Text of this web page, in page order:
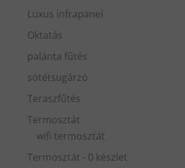
Luxus infrapanel
Oktatás
palánta fűtés
sötétsugárzó
Teraszfűtés
Termosztát
wifi termosztát
Termosztát - 0 készlet